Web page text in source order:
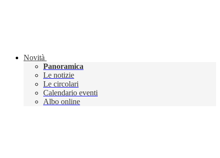
Novità
Panoramica
Le notizie
Le circolari
Calendario eventi
Albo online